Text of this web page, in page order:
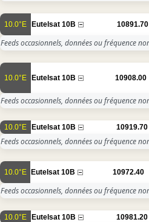
10.0°E Eutelsat 10B 10891.70
Feeds occasionnels, données ou fréquence
10.0°E Eutelsat 10B 10908.00
Feeds occasionnels, données ou fréquence
10.0°E Eutelsat 10B 10919.70
Feeds occasionnels, données ou fréquence
10.0°E Eutelsat 10B 10972.40
Feeds occasionnels, données ou fréquence
10.0°E Eutelsat 10B 10981.20